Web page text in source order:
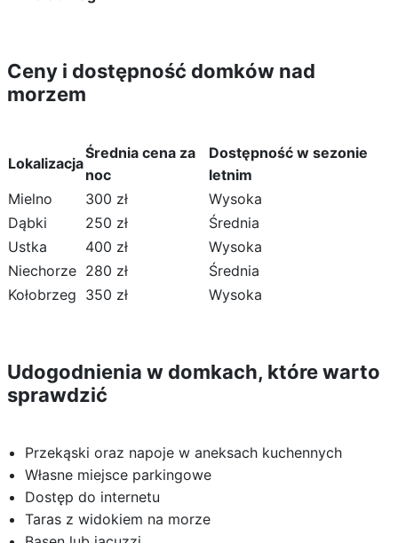
Ceny i dostępność domków nad
morzem
Lokalizacja
Średnia cena za
noc
Dostępność w sezonie
letnim
Mielno
300 zł
Wysoka
Dąbki
250 zł
Średnia
Ustka
400 zł
Wysoka
Niechorze 280 zł
Średnia
Kołobrzeg 350 zł Wysoka
Udogodnienia w domkach, które warto
sprawdzić
Przekąski oraz napoje w aneksach kuchennych
Własne miejsce parkingowe
Dostęp do internetu
Taras z widokiem na morze